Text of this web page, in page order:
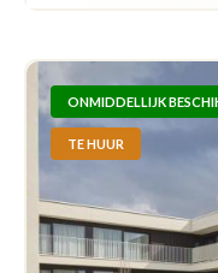
ONMIDDELLIJK
TE HUUR